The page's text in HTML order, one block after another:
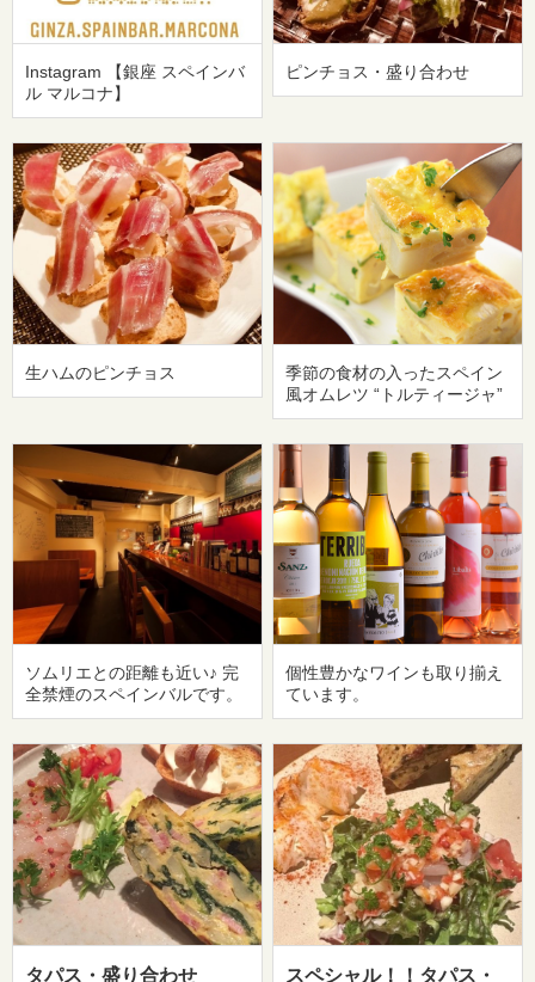
Instagram 【銀座 スペインバ
ル マルコナ】
ピンチョス・盛り合わせ
生ハムのピンチョス
季節の食材の入ったスペイン
風オムレツ “トルティージャ”
ソムリエとの距離も近い♪ 完
全禁煙のスペインバルです。
個性豊かなワインも取り揃え
ています。
タパス・盛り合わせ スペシャル！！タパス・